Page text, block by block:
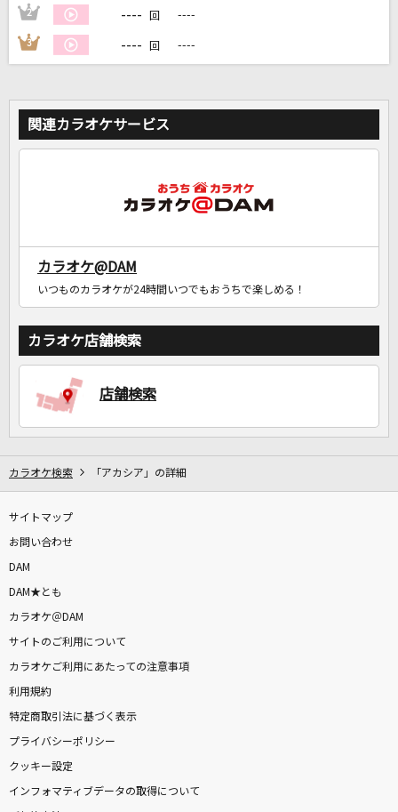
2 ---- 回 ----
3 ---- 回 ----
関連カラオケサービス
カラオケ@DAM
いつものカラオケが24時間いつでもおうちで楽しめる！
カラオケ店舗検索
店舗検索
カラオケ検索 「アカシア」の詳細
サイトマップ
お問い合わせ
DAM
DAM★とも
カラオケ＠DAM
サイトのご利用について
カラオケご利用にあたっての注意事項
利用規約
特定商取引法に基づく表示
プライバシーポリシー
クッキー設定
インフォマティブデータの取得について